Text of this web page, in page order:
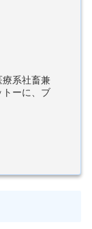
療系社畜兼
トーに、ブ